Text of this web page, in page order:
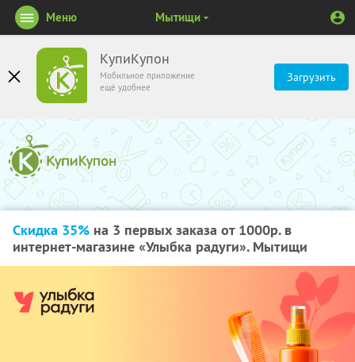
КупиКупон
Мобильное приложение
ещё удобнее
Загрузить
Меню Мытищи
Скидка 35% на 3 первых заказа от 1000р. в
интернет-магазине «Улыбка радуги». Мытищи